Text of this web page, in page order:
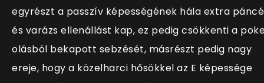
egyrészt a passzív képességének hála extra
és varázs ellenállást kap, ez pedig csökkenti a
olásból bekapott sebzését, másrészt pedig nagy
ereje, hogy a közelharci hősökkel az E képessége